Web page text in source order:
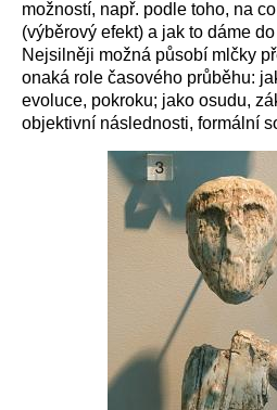
možností, např. podle toho, na
(výběrový efekt) a jak to dáme
Nejsilněji možná působí mlčky
onaká role časového průběhu:
evoluce, pokroku; jako osudu,
objektivní následnosti, formální